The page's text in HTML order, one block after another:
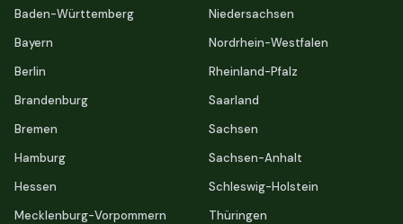
Baden-Württemberg
Bayern
Berlin
Brandenburg
Bremen
Hamburg
Hessen
Mecklenburg-Vorpommern
Niedersachsen
Nordrhein-Westfalen
Rheinland-Pfalz
Saarland
Sachsen
Sachsen-Anhalt
Schleswig-Holstein
Thüringen